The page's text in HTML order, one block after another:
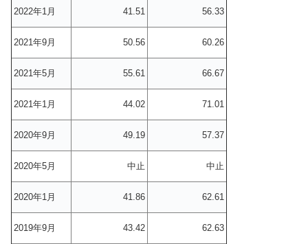
2022年1月 41.51 56.33
2021年9月 50.56 60.26
2021年5月 55.61 66.67
2021年1月 44.02 71.01
2020年9月 49.19 57.37
2020年5月 中止 中止
2020年1月 41.86 62.61
2019年9月 43.42 62.63